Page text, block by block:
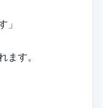
」
ます。